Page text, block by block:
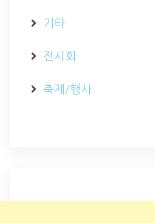
기타
전시회
축제/행사